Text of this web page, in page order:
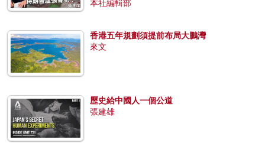
本社編輯部
香港五年規劃須提前布局大鵬灣
來文
歷史給中國人一個公道
張建雄